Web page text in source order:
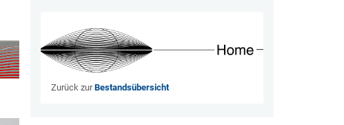
Zurück zurBestandsübersicht